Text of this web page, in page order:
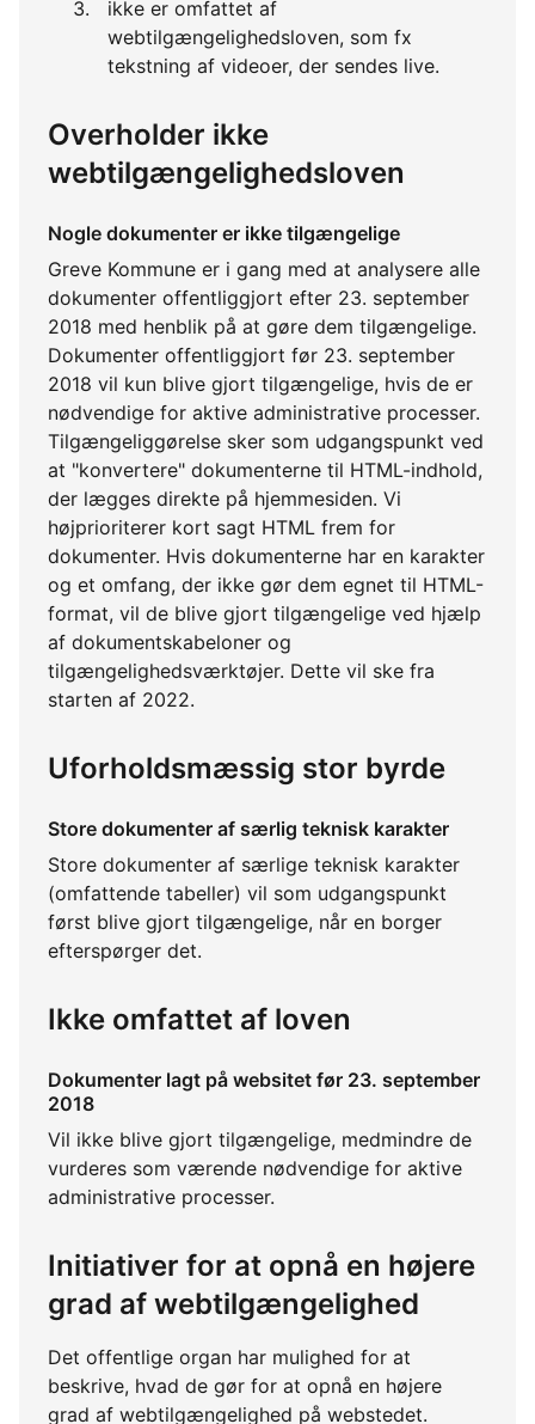
ikke er omfattet af
webtilgængelighedsloven, som fx
tekstning af videoer, der sendes live.
Overholder ikke
webtilgængelighedsloven
Nogle dokumenter er ikke tilgængelige
Greve Kommune er i gang med at analysere alle
dokumenter offentliggjort efter 23. september
2018 med henblik på at gøre dem tilgængelige.
Dokumenter offentliggjort før 23. september
2018 vil kun blive gjort tilgængelige, hvis de er
nødvendige for aktive administrative processer.
Tilgængeliggørelse sker som udgangspunkt ved
at "konvertere" dokumenterne til HTML-indhold,
der lægges direkte på hjemmesiden. Vi
højprioriterer kort sagt HTML frem for
dokumenter. Hvis dokumenterne har en karakter
og et omfang, der ikke gør dem egnet til HTML-
format, vil de blive gjort tilgængelige ved hjælp
af dokumentskabeloner og
tilgængelighedsværktøjer. Dette vil ske fra
starten af 2022.
Uforholdsmæssig stor byrde
Store dokumenter af særlig teknisk karakter
Store dokumenter af særlige teknisk karakter
(omfattende tabeller) vil som udgangspunkt
først blive gjort tilgængelige, når en borger
efterspørger det.
Ikke omfattet af loven
Dokumenter lagt på websitet før 23. september
2018
Vil ikke blive gjort tilgængelige, medmindre de
vurderes som værende nødvendige for aktive
administrative processer.
Initiativer for at opnå en højere
grad af webtilgængelighed
Det offentlige organ har mulighed for at
beskrive, hvad de gør for at opnå en højere
grad af webtilgængelighed på webstedet.